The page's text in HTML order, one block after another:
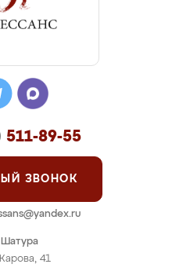
Шатура
41
511-89-55
ЗВОНОК